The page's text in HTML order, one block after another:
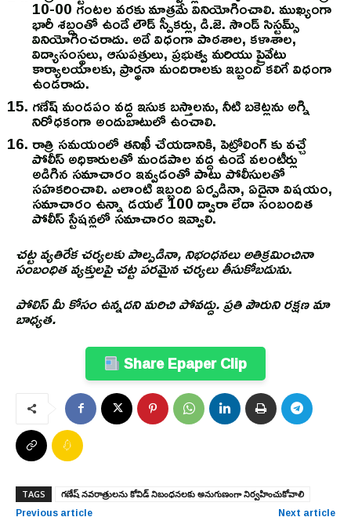
10-00 గంటల వరకు మాత్రమే వినియోగించాలి. ముఖ్యంగా
భారీ శబ్దంతో ఉండే లౌడ్ స్పీకర్లు, డి.జె. సౌండ్ సిస్టమ్స్
వినియోగించరాదు. అదే విధంగా పాఠశాల, కళాశాల,
విద్యాసంస్థలు, ఆసుపత్రులు, ప్రభుత్వ మరియు ప్రైవేటు
కార్యాలయాలకు, ప్రార్థనా మందిరాలకు ఇబ్బంది కలిగే విధంగా
ఉండరాదు.
గణేష్ మండపం వద్ద ఇసుక బస్తాలను, నీటి బకెట్లను అగ్ని
నిరోధకంగా అందుబాటులో ఉంచాలి.
రాత్రి సమయంలో తనిఖీ చేయడానికి, పెట్రోలింగ్ కు వచ్చే
పోలీస్ అధికారులతో మండపాల వద్ద ఉండే వలంటీర్లు
అడిగిన సమాచారం ఇవ్వడంతో పాటు పోలీసులతో
సహకరించాలి. ఎలాంటి ఇబ్బంది ఏర్పడినా, ఏదైనా విషయం,
సమాచారం ఉన్నా డయల్ 100 ద్వారా లేదా సంబందిత
పోలీస్ స్టేషన్లలో సమాచారం ఇవ్వాలి.
చట్ట వ్యతిరేక చర్యలకు పాల్పడినా, నిభంధనలు అతిక్రమించినా
సంబంధిత వ్యక్తులపై చట్ట పరమైన చర్యలు తీసుకోబడును.
పోలిస్ మీ కోసం ఉన్నదని మరిచి పోవద్దు. ప్రతి పౌరుని రక్షణ మా
బాధ్యత.
Share Epaper Clip
TAGS గణేష్ నవరాత్రులను కోవిడ్ నిబంధనలకు అనుగుణంగా నిర్వహించుకోవాలి
Previous article Next article